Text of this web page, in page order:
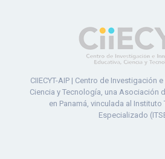
CIIECYT-AIP | Centro de Investigación
Ciencia y Tecnología, una Asociación
en Panamá, vinculada al Instituto
Especializado